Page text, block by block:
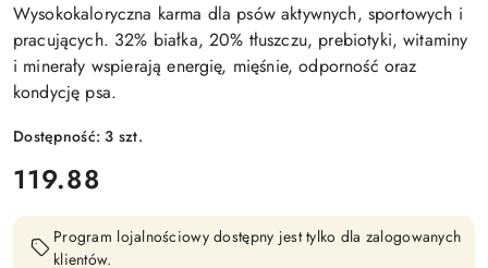
Wysokokaloryczna karma dla psów aktywnych, sportowych i
pracujących. 32% białka, 20% tłuszczu, prebiotyki, witaminy
i minerały wspierają energię, mięśnie, odporność oraz
kondycję psa.
Dostępność:3 szt.
cena:
119.88
Program lojalnościowy dostępny jest tylko dla zalogowanych
klientów.